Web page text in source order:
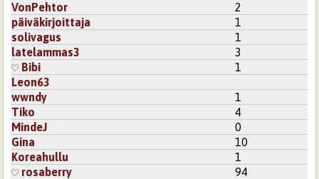
VonPehtor
2
päiväkirjoittaja
1
solivagus
1
latelammas3
3
Bibi
1
Leon63
wwndy
1
Tiko
4
MindeJ
0
Gina
10
Koreahullu
1
rosaberry
94